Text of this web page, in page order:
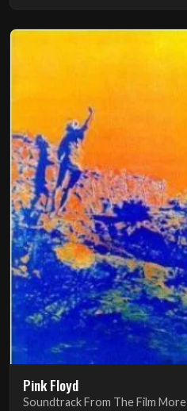
Pink Floyd
Soundtrack From The Film More